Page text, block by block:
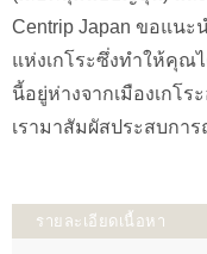
Centrip Japan ขอแน
แห่งเกโระซึ่งทำให้คุณ
นี้อยู่ห่างจากเมืองเกโร
เรามาสัมผัสประสบกา
รายละเอียดเนื้อหา